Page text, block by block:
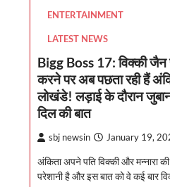
ENTERTAINMENT
LATEST NEWS
Bigg Boss 17: विक्की जैन
करने पर अब पछता रही हैं
लोखंडे! लड़ाई के दौरान
दिल की बात
sbj newsin January 19,
अंकिता अपने पति विक्की और मन्नारा
परेशानी है और इस बात को वे कई बार